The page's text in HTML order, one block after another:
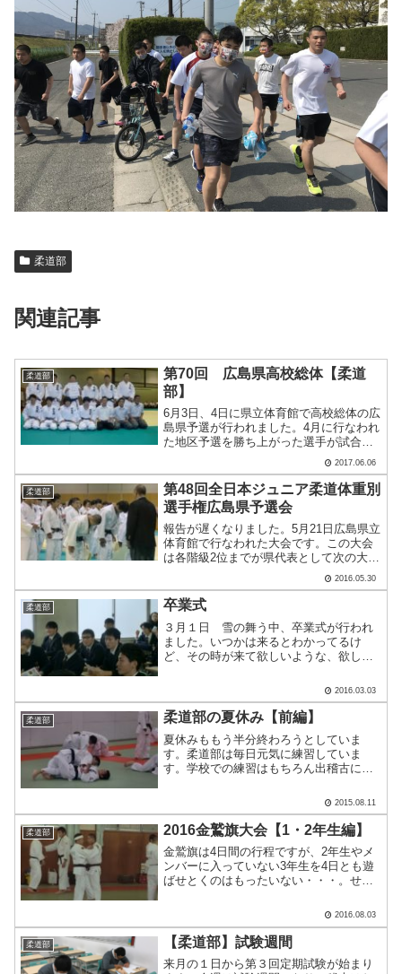
柔道部
関連記事
柔道部
第70回 広島県高校総体【柔道
部】
6月3日、4日に県立体育館で高校総体の広
島県予選が行われました。4月に行なわれ
た地区予選を勝ち上がった選手が試合を
します。【個人戦】男子 -60㎏級 ３
位 沖田 魁斗女子 -52㎏級 ３位 峯
岡 千秋 -63㎏級 ３位 中越 晧子以
上のよう.....
2017.06.06
柔道部
第48回全日本ジュニア柔道体重別
選手権広島県予選会
報告が遅くなりました。5月21日広島県立
体育館で行なわれた大会です。この大会
は各階級2位までが県代表として次の大会
に進むことができます。また3位の選手
は、補欠として代表選手が傷病により出
場できなくなった場合に、次の大会に出
場することができま.....
2016.05.30
柔道部 卒業式
３月１日 雪の舞う中、卒業式が行われ
ました。いつかは来るとわかってるけ
ど、その時が来て欲しいような、欲しく
させる行事です。柔道部ブログではめっ
たにない教室での光景・・・。特進Sク
ラスの中川君。入学した時も.....
2016.03.03
柔道部 柔道部の夏休み【前編】
夏休みももう半分終わろうとしていま
す。柔道部は毎日元気に練習していま
す。学校での練習はもちろん出稽古に
しました！！広島学院はほぼ全員が中学
生になってから柔道を始めたばかりです
が、厳しい練習に加え、しっかり.....
2015.08.11
柔道部 2016金鷲旗大会【1・2年生編】
金鷲旗は4日間の行程ですが、2年生やメ
ンバーに入っていない3年生を4日とも遊
ばせとくのはもったいない・・・。せっ
う！！ってことで近くの大学で練習試
合、中学校の柔道場を借りて稽古をしま
した。部員たちは「えー」と.....
2016.08.03
柔道部 【柔道部】試験週間
来月の１日から第３回定期試験が始まり